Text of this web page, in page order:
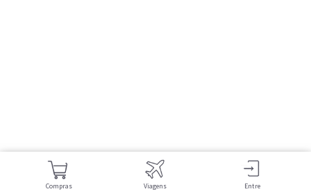
Compras Viagens Entre